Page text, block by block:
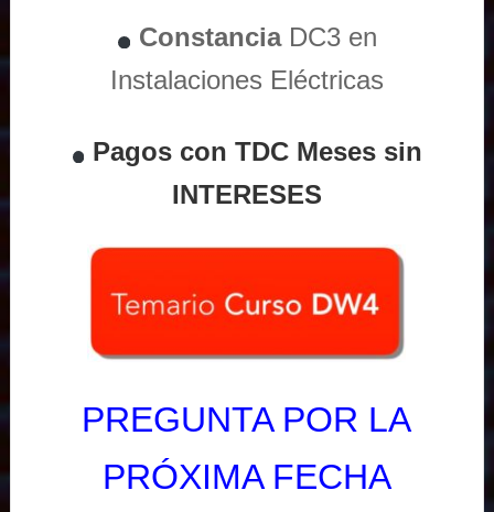
ConstanciaDC3 en
Instalaciones Eléctricas
Pagos con TDC Meses sin
INTERESES
PREGUNTA POR LA
PRÓXIMA FECHA